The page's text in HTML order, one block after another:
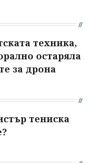
техника,
остаряла
за дрона
тениска